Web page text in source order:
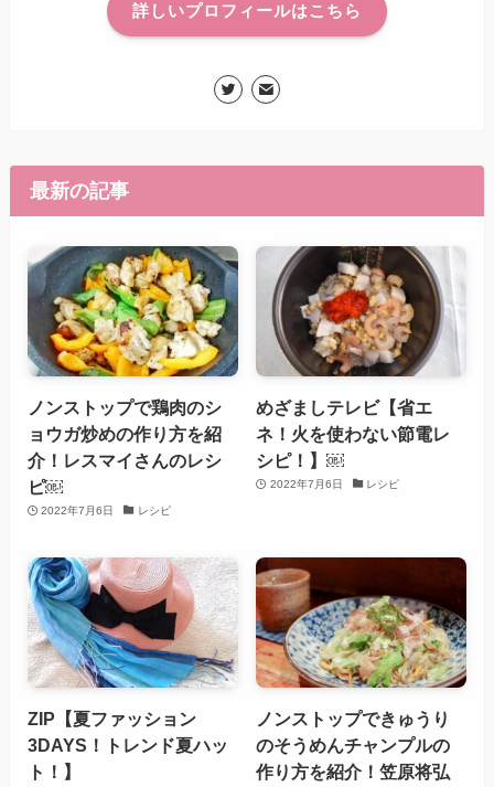
詳しいプロフィールはこちら
最新の記事
ノンストップで鶏肉のシ
ョウガ炒めの作り方を紹
介！レスマイさんのレシ
ピ￼
2022年7月6日 レシピ
めざましテレビ【省エ
ネ！火を使わない節電レ
シピ！】￼
2022年7月6日 レシピ
ZIP【夏ファッション
3DAYS！トレンド夏ハッ
ト！】
ノンストップできゅうり
のそうめんチャンプルの
作り方を紹介！笠原将弘